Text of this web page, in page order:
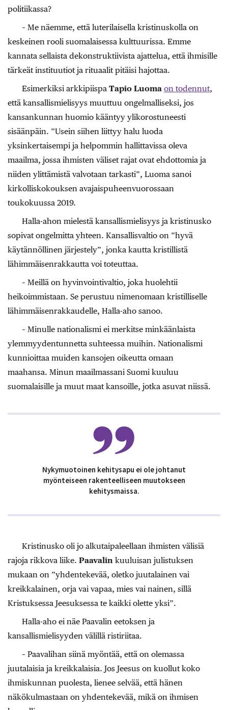
politiikassa?
– Me näemme, että luterilaisella kristinuskolla on
keskeinen rooli suomalaisessa kulttuurissa. Emme
kannata sellaista dekonstruktiivista ajattelua, että ihmisille
tärkeät instituutiot ja rituaalit pitäisi hajottaa.
Esimerkiksi arkkipiispa Tapio Luoma on todennut,
että kansallismielisyys muuttuu ongelmalliseksi, jos
kansankunnan huomio kääntyy ylikorostuneesti
sisäänpäin. ”Usein siihen liittyy halu luoda
yksinkertaisempi ja helpommin hallittavissa oleva
maailma, jossa ihmisten väliset rajat ovat ehdottomia ja
niiden ylittämistä valvotaan tarkasti”, Luoma sanoi
kirkolliskokouksen avajaispuheenvuorossaan
toukokuussa 2019.
Halla-ahon mielestä kansallismielisyys ja kristinusko
sopivat ongelmitta yhteen. Kansallisvaltio on ”hyvä
käytännöllinen järjestely”, jonka kautta kristillistä
lähimmäisenrakkautta voi toteuttaa.
– Meillä on hyvinvointivaltio, joka huolehtii
heikoimmistaan. Se perustuu nimenomaan kristilliselle
lähimmäisenrakkaudelle, Halla-aho sanoo.
– Minulle nationalismi ei merkitse minkäänlaista
ylemmyydentunnetta suhteessa muihin. Nationalismi
kunnioittaa muiden kansojen oikeutta omaan
maahansa. Minun maailmassani Suomi kuuluu
suomalaisille ja muut maat kansoille, jotka asuvat niissä.
Nykymuotoinen kehitysapu ei ole johtanut
myönteiseen rakenteelliseen muutokseen
kehitysmaissa.
Kristinusko oli jo alkutaipaleellaan ihmisten välisiä
rajoja rikkova liike. Paavalin kuuluisan julistuksen
mukaan on ”yhdentekevää, oletko juutalainen vai
kreikkalainen, orja vai vapaa, mies vai nainen, sillä
Kristuksessa Jeesuksessa te kaikki olette yksi”.
Halla-aho ei näe Paavalin eetoksen ja
kansallismielisyyden välillä ristiriitaa.
– Paavalihan siinä myöntää, että on olemassa
juutalaisia ja kreikkalaisia. Jos Jeesus on kuollut koko
ihmiskunnan puolesta, lienee selvää, että hänen
näkökulmastaan on yhdentekevää, mikä on ihmisen